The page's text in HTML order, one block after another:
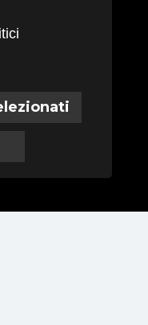
Cookies
S.r.l.